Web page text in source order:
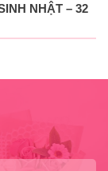
NHẬT – 32